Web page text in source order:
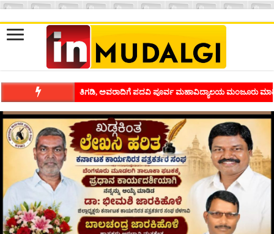
ಶಿವಾಪುರದಲ್ಲಿ ಕವಿಗೋಷ್ಠಿಯ ಸಂಭ್ರಮ ಭಾವನೆಗಳನ್ನು ಕಟ್ಟಿಕೊಡುವ